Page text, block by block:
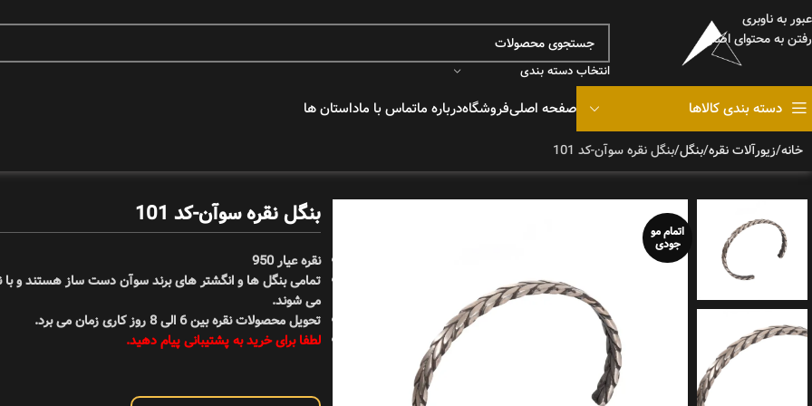
عبور به ناوبری
رفتن به محتوای اصلی
انتخاب دسته بندی
دسته بندی کالاها
هودی
دیدن هودی ها
شلوارک
دیدن شلوراک ها
دورس
تیشرت
تیشرت پیلار جونیور
عکس های برتر
صفحه اصلیفروشگاهدرباره ماتماس با ماداستان ها
خانه زیورآلات نقره بنگل بنگل نقره سوآن-کد 101
اتمام مو
جودی
بنگل نقره سوآن-کد 101
نقره عیار 950
می شوند.
تحویل محصولات نقره بین 6 الی 8 روز کاری زمان می برد.
لطفا برای خرید به پشتیبانی پیام دهید.